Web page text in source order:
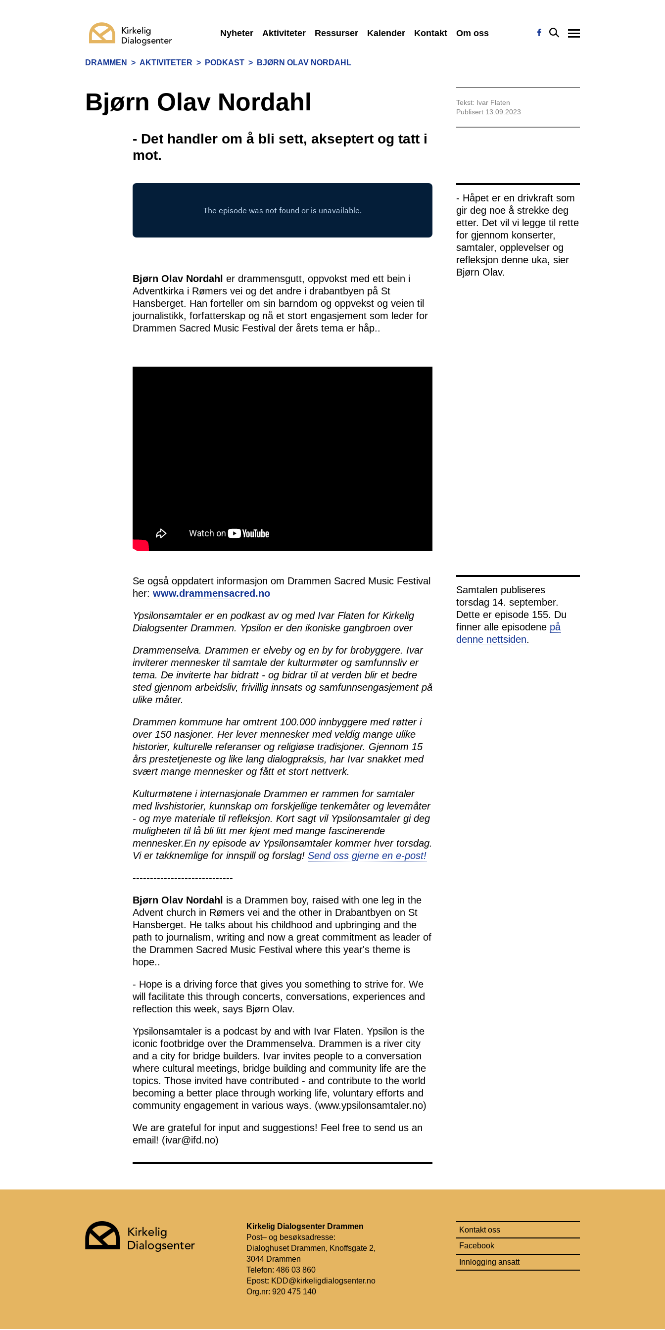
Nyheter Aktiviteter Ressurser Kalender Kontakt Om oss
DRAMMEN > AKTIVITETER > PODKAST > BJØRN OLAV NORDAHL
Bjørn Olav Nordahl
- Det handler om å bli sett, akseptert og tatt i
mot.
- Håpet er en drivkraft som
gir deg noe å strekke deg
etter. Det vil vi legge til rette
for gjennom konserter,
samtaler, opplevelser og
refleksjon denne uka, sier
Bjørn Olav.
Bjørn Olav Nordahl er drammensgutt, oppvokst med ett bein i
Adventkirka i Rømers vei og det andre i drabantbyen på St
Hansberget. Han forteller om sin barndom og oppvekst og veien til
journalistikk, forfatterskap og nå et stort engasjement som leder for
Drammen Sacred Music Festival der årets tema er håp..
Samtalen publiseres
torsdag 14. september.
Dette er episode 155. Du
finner alle episodene på
denne nettsiden.
Se også oppdatert informasjon om Drammen Sacred Music Festival
her: www.drammensacred.no
Ypsilonsamtaler er en podkast av og med Ivar Flaten for Kirkelig
Dialogsenter Drammen. Ypsilon er den ikoniske gangbroen over
Drammenselva. Drammen er elveby og en by for brobyggere. Ivar
inviterer mennesker til samtale der kulturmøter og samfunnsliv er
tema. De inviterte har bidratt - og bidrar til at verden blir et bedre
sted gjennom arbeidsliv, frivillig innsats og samfunnsengasjement på
ulike måter.
Drammen kommune har omtrent 100.000 innbyggere med røtter i
over 150 nasjoner. Her lever mennesker med veldig mange ulike
historier, kulturelle referanser og religiøse tradisjoner. Gjennom 15
års prestetjeneste og like lang dialogpraksis, har Ivar snakket med
svært mange mennesker og fått et stort nettverk.
Kulturmøtene i internasjonale Drammen er rammen for samtaler
med livshistorier, kunnskap om forskjellige tenkemåter og levemåter
- og mye materiale til refleksjon. Kort sagt vil Ypsilonsamtaler gi deg
muligheten til lå bli litt mer kjent med mange fascinerende
mennesker.En ny episode av Ypsilonsamtaler kommer hver torsdag.
Vi er takknemlige for innspill og forslag! Send oss gjerne en e-post!
-----------------------------
Bjørn Olav Nordahl is a Drammen boy, raised with one leg in the
Advent church in Rømers vei and the other in Drabantbyen on St
Hansberget. He talks about his childhood and upbringing and the
path to journalism, writing and now a great commitment as leader of
the Drammen Sacred Music Festival where this year's theme is
hope..
- Hope is a driving force that gives you something to strive for. We
will facilitate this through concerts, conversations, experiences and
reflection this week, says Bjørn Olav.
Ypsilonsamtaler is a podcast by and with Ivar Flaten. Ypsilon is the
iconic footbridge over the Drammenselva. Drammen is a river city
and a city for bridge builders. Ivar invites people to a conversation
where cultural meetings, bridge building and community life are the
topics. Those invited have contributed - and contribute to the world
becoming a better place through working life, voluntary efforts and
community engagement in various ways. (www.ypsilonsamtaler.no)
We are grateful for input and suggestions! Feel free to send us an
email! (ivar@ifd.no)
Tekst: Ivar Flaten
Publisert 13.09.2023
Kirkelig Dialogsenter Drammen
Post– og besøksadresse:
Dialoghuset Drammen, Knoffsgate 2,
3044 Drammen
Telefon: 486 03 860
Epost: KDD@kirkeligdialogsenter.no
Org.nr: 920 475 140
Kontakt oss
Facebook
Innlogging ansatt